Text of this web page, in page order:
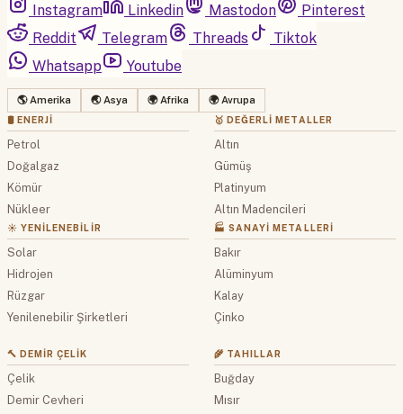
Instagram
Linkedin Mastodon
Pinterest
Reddit
Telegram Threads
Tiktok
Whatsapp
Youtube
🌎 Amerika 🌏 Asya 🌍 Afrika 🌍 Avrupa
🛢 ENERJI
Petrol
Doğalgaz
Kömür
Nükleer
☀️ YENILENEBILIR
Solar
Hidrojen
Rüzgar
Yenilenebilir Şirketleri
🥇 DEĞERLI METALLER
Altın
Gümüş
Platinyum
Altın Madencileri
🏭 SANAYI METALLERI
Bakır
Alüminyum
Kalay
Çinko
🔨 DEMIR ÇELIK
Çelik
Demir Cevheri
🌾 TAHILLAR
Buğday
Mısır